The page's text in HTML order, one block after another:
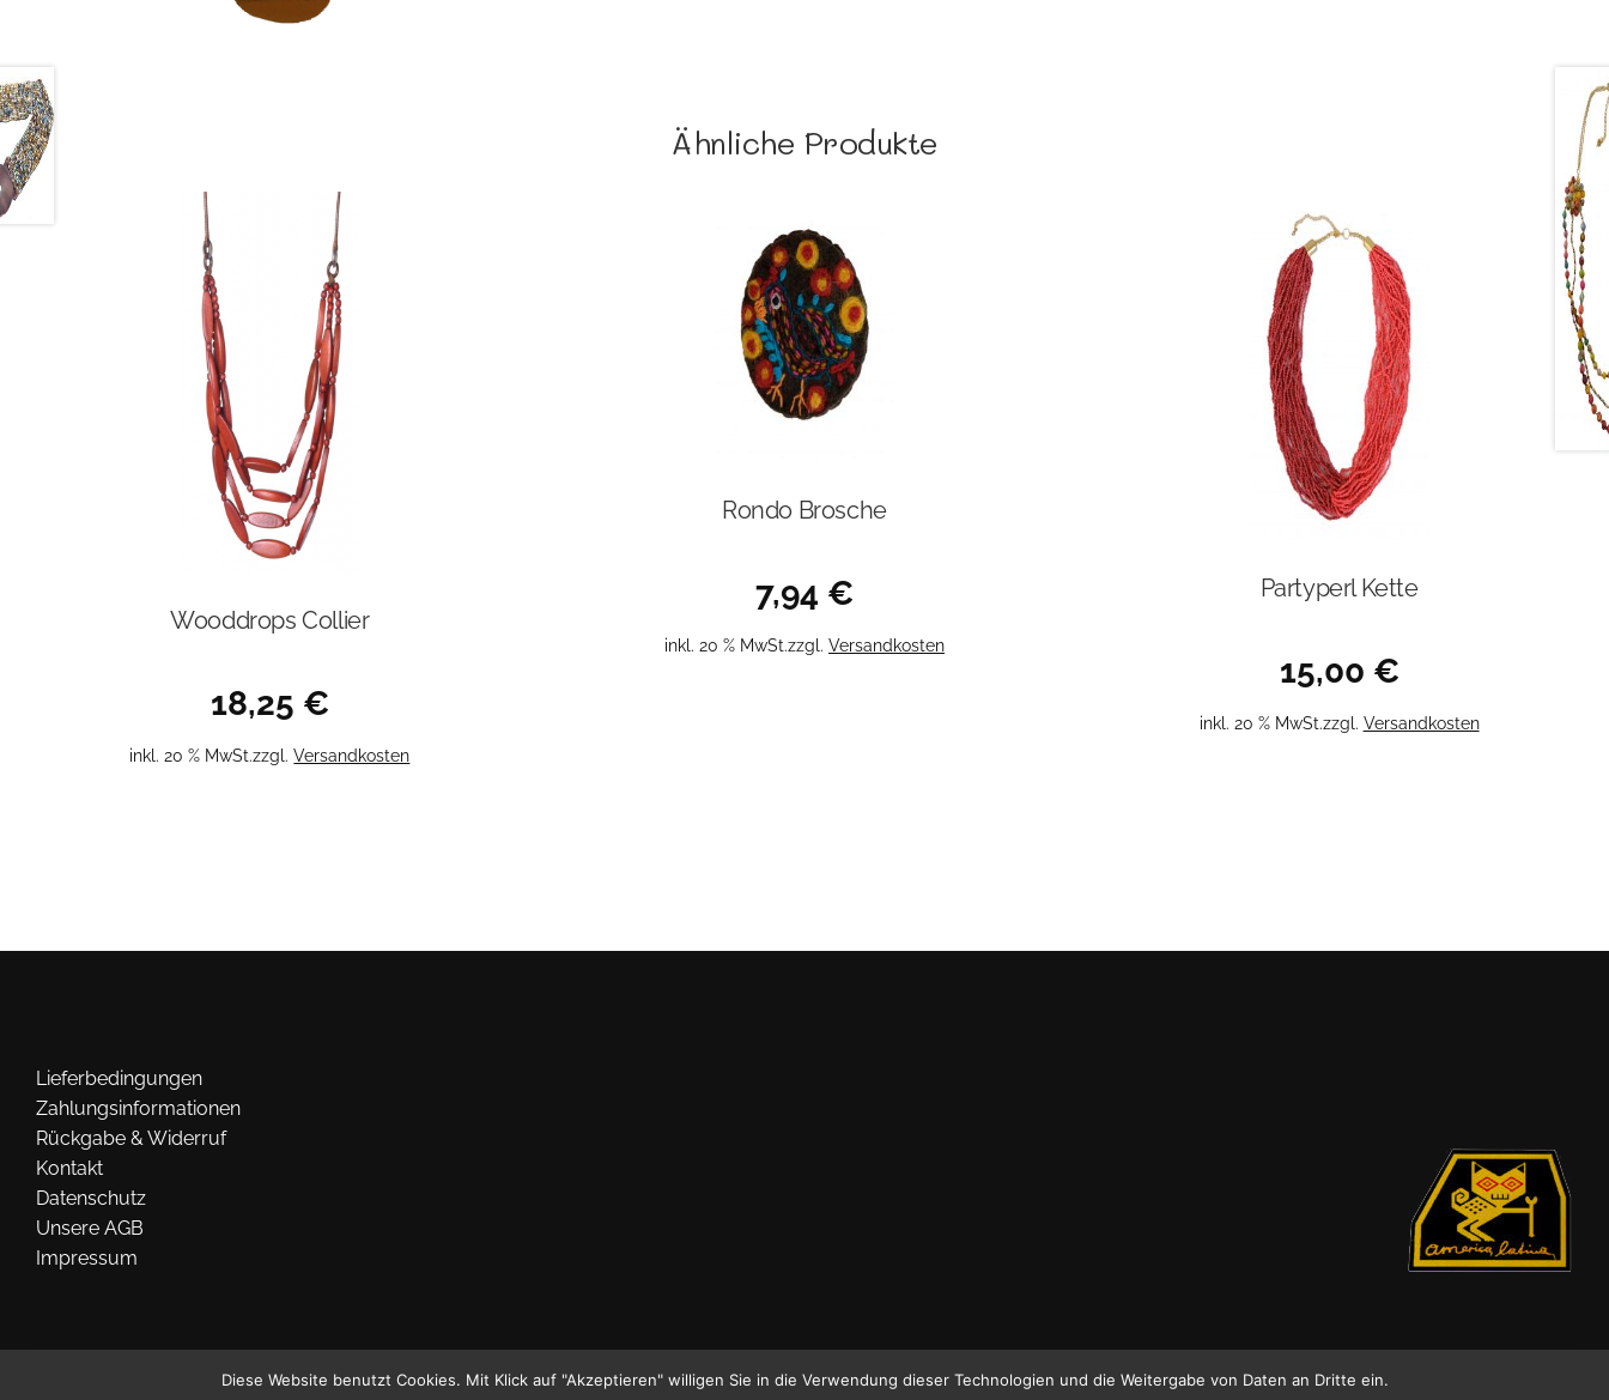
Ähnliche Produkte
Wooddrops Collier
18,25 €
inkl. 20 % MwSt.zzgl.Versandkosten
Rondo Brosche
7,94 €
inkl. 20 % MwSt.zzgl. Versandkosten
Partyperl Kette
15,00 €
inkl. 20 % MwSt.zzgl. Versandkosten
Lieferbedingungen
Zahlungsinformationen
Rückgabe & Widerruf
Kontakt
Datenschutz
Unsere AGB
Impressum
Diese Website benutzt Cookies. Mit Klick auf "Akzeptieren" willigen Sie in die Verwendung dieser Technologien und die Weitergabe von Daten an Dritte ein.